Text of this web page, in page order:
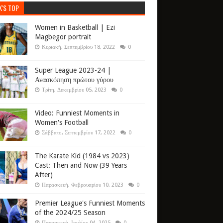
TOP
Women in Basketball | Ezi
Magbegor portrait
Κυριακή, Σεπτεμβρίου 18, 2022 0
Super League 2023-24 |
Ανασκόπηση πρώτου γύρου
Τρίτη, Δεκεμβρίου 05, 2023 0
Video: Funniest Moments in
Women's Football
Σάββατο, Σεπτεμβρίου 17, 2022 0
The Karate Kid (1984 vs 2023)
Cast: Then and Now (39 Years
After)
Παρασκευή, Φεβρουαρίου 10, 2023 0
Premier League's Funniest Moments
of the 2024/25 Season